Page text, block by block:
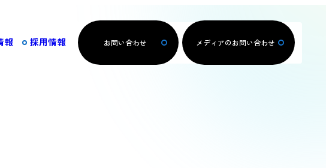
報 採用情報 お問い合わせ メディアのお問い合わせ